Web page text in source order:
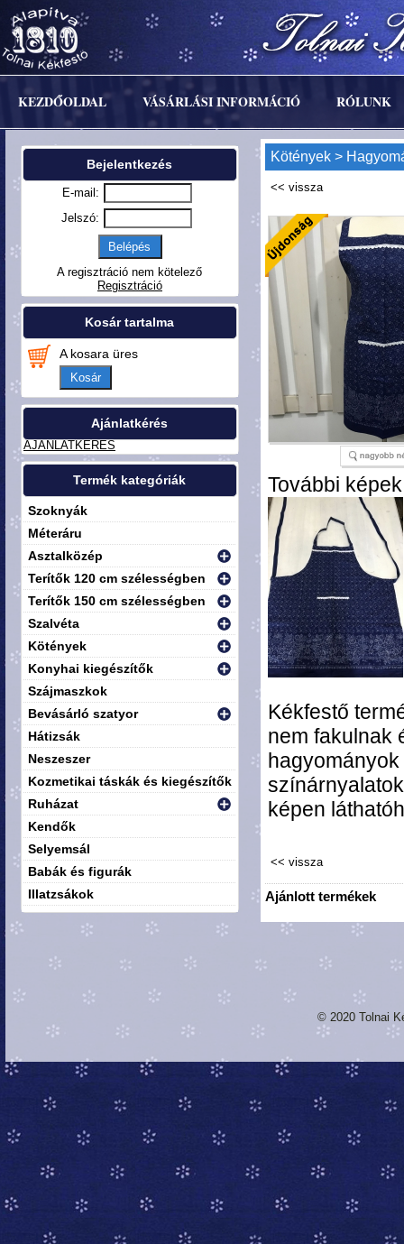
KEZDŐOLDAL VÁSÁRLÁSI INFORMÁCIÓ RÓLUNK
Bejelentkezés
E-mail:
Jelszó:
A regisztráció nem kötelező
Regisztráció
Kosár tartalma
A kosara üres
Kosár
Ajánlatkérés
AJÁNLATKÉRÉS
Termék kategóriák
Szoknyák
Méteráru
Asztalközép
Terítők 120 cm szélességben
Terítők 150 cm szélességben
Szalvéta
Kötények
Konyhai kiegészítők
Szájmaszkok
Bevásárló szatyor
Hátizsák
Neszeszer
Kozmetikai táskák és kiegészítők
Ruházat
Kendők
Selyemsál
Babák és figurák
Illatzsákok
Kötények >
További
Kékfestő
nem fakulnak
képen
Ajánlott termékek
© 2020 Tolnai